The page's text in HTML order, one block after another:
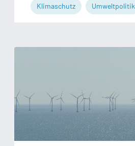
Klimaschutz Umweltpolitik